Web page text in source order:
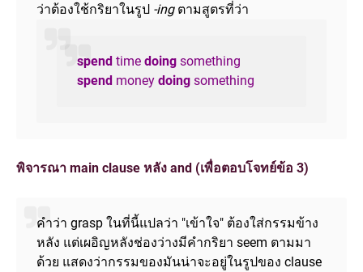
ว่าต้องใช้กริยาในรูป -ingตามสูตรที่ว่า
spend time doing something
spend money doing something
พิจารณา main clause หลัง and (เพื่อตอบโจทย์ข้อ 3)
คำว่า grasp ในที่นี้แปลว่า "เข้าใจ" ต้องใส่กรรมข้าง
หลัง แต่เผอิญหลังช่องว่างมีคำกริยา seem ตามมา
ด้วย แสดงว่ากรรมของมันน่าจะอยู่ในรูปของ clause